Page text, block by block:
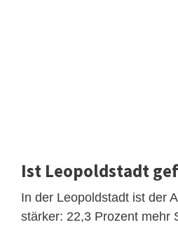
Ist Leopoldstadt
In der Leopoldstadt ist der
stärker: 22,3 Prozent mehr